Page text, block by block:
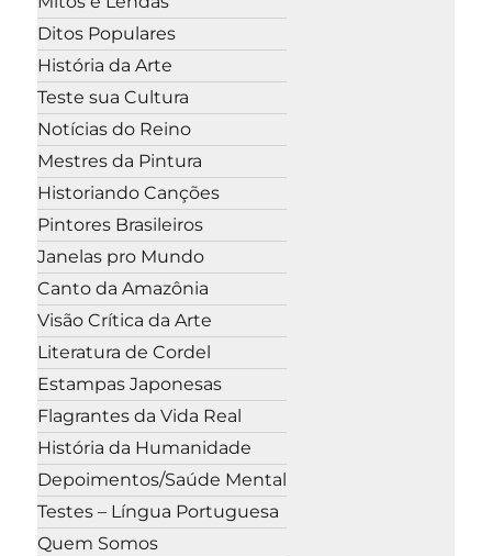
Ditos Populares
História da Arte
Teste sua Cultura
Notícias do Reino
Mestres da Pintura
Historiando Canções
Pintores Brasileiros
Janelas pro Mundo
Canto da Amazônia
Visão Crítica da Arte
Literatura de Cordel
Estampas Japonesas
Flagrantes da Vida Real
História da Humanidade
Depoimentos/Saúde Mental
Testes – Língua Portuguesa
Quem Somos